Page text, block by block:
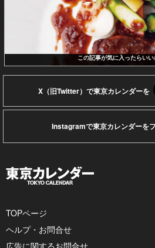
この記事が気に入ったらいい
X（旧Twitter）で東京カレンダーを
Instagramで東京カレンダーを
TOPページ
ヘルプ・お問合せ